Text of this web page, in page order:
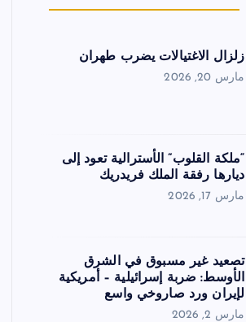
زلزال الاغتيالات يضرب طهران
مارس 20, 2026
“ملكة القلوب” الأسترالية تعود إلى
ديارها رفقة الملك فريدريك
مارس 17, 2026
تصعيد غير مسبوق في الشرق
الأوسط: ضربة إسرائيلية – أمريكية
لإيران ورد صاروخي واسع
مارس 2, 2026